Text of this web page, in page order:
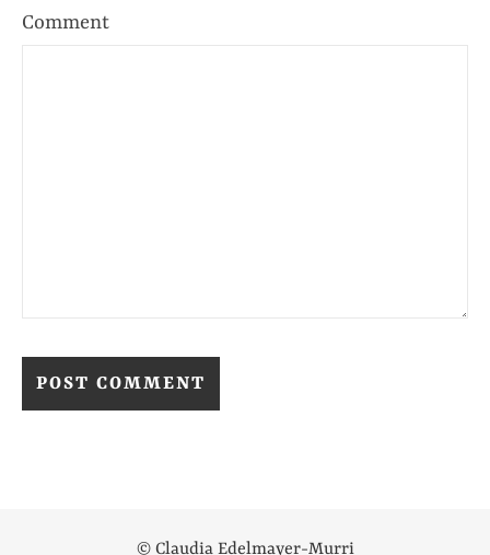
Comment
© Claudia Edelmayer-Murri